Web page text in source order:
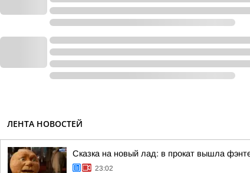
ЛЕНТА НОВОСТЕЙ
Сказка на новый лад: в прокат вышла
23:02